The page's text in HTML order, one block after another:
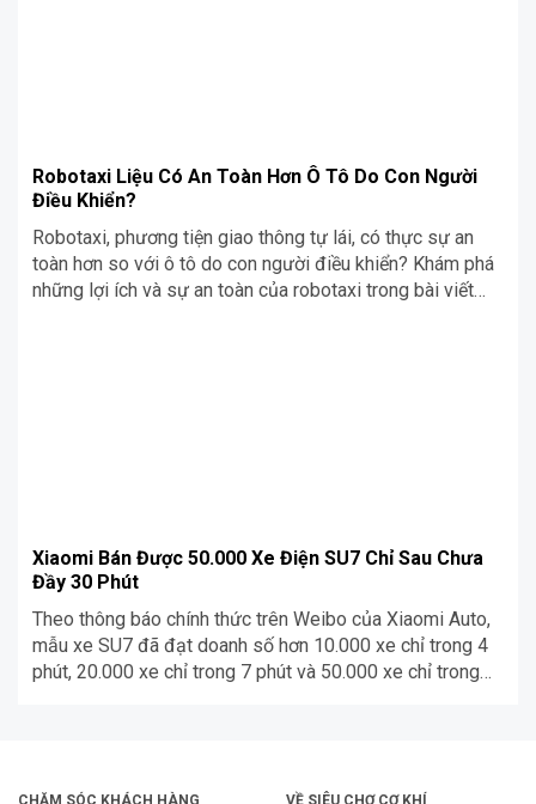
Robotaxi Liệu Có An Toàn Hơn Ô Tô Do Con Người
Điều Khiển?
Robotaxi, phương tiện giao thông tự lái, có thực sự an
toàn hơn so với ô tô do con người điều khiển? Khám phá
những lợi ích và sự an toàn của robotaxi trong bài viết
Xiaomi Bán Được 50.000 Xe Điện SU7 Chỉ Sau Chưa
Đầy 30 Phút
Theo thông báo chính thức trên Weibo của Xiaomi Auto,
mẫu xe SU7 đã đạt doanh số hơn 10.000 xe chỉ trong 4
phút, 20.000 xe chỉ trong 7 phút và 50.000 xe chỉ trong